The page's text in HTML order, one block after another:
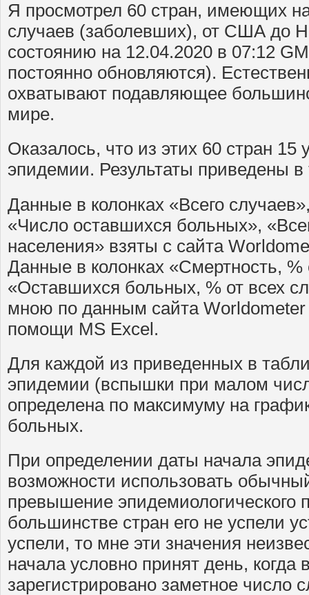
Я просмотрел 60 стран, имеющих
случаев (заболевших), от США до
состоянию на 12.04.2020 в 07:12
постоянно обновляются).
охватывают подавляющее
мире.
Оказалось, что из этих 60 стран
эпидемии. Результаты приведены в
Данные в колонках «Всего
«Число оставшихся больных»,
населения» взяты с сайта
Данные в колонках «Смертность, %
«Оставшихся больных, % от всех
мною по данным сайта
помощи MS Excel.
Для каждой из приведенных в
эпидемии (вспышки при малом
определена по максимуму на
больных.
При определении даты начала
возможности использовать
превышение эпидемиологического
большинстве стран его не успели
успели, то мне эти значения
начала условно принят день,
зарегистрировано заметное число